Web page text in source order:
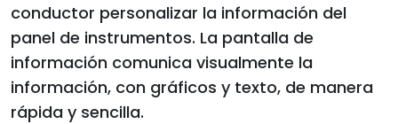
conductor personalizar la información del
panel de instrumentos. La pantalla de
información comunica visualmente la
información, con gráficos y texto, de manera
rápida y sencilla.